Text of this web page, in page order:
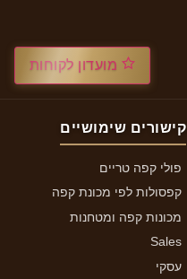
קישורים שימושיים
פולי קפה טריים
קפסולות לפי מכונת קפה
מכונות קפה ומטחנות
Sales
עסקי